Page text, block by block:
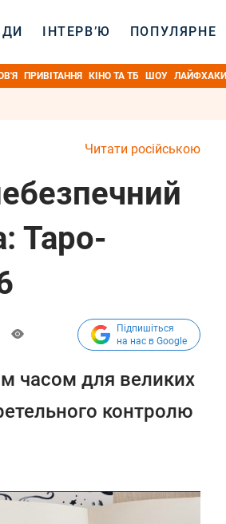
ІНТЕРВ’Ю ПОПУЛЯРНЕ
ПРИВІТАННЯ КІНО ТА ТБ ШОУ ЛАЙФХАКИ
Читати російською
Таро-
Підпишіться
на нас в Google
часом для великих
контролю